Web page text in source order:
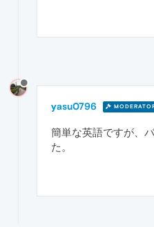
yasu0796
簡単な英語ですが、
た。